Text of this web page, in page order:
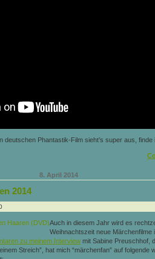
deutschen Phantastik-Film sieht’s super aus, finde
8. April 2014
2014
Auch in diesem Jahr wird es
Weihnachtszeit neue Märchenfilme
zu meinem Interview mit Sabine Preuschhof,
Streich”, hat mich “märchenfan” auf folgende